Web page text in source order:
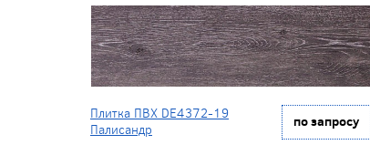
Плитка ПВХ DE4372-19
Палисандр
по запросу